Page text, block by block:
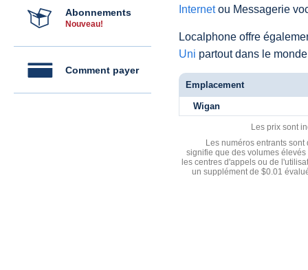
Abonnements
Nouveau!
Comment payer
Internetou Messagerie
Localphone offre
Uni partout dans le
Emplacement
Wigan
Les prix sont
Les numéros entrants
signifie que des volumes
les centres d'appels ou de
un supplément de $0.01